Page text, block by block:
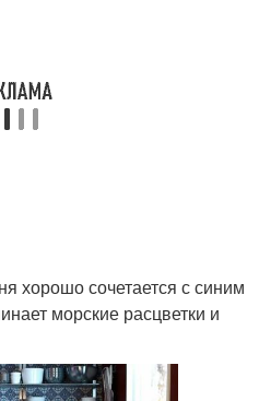
хорошо сочетается с синим
морские расцветки и